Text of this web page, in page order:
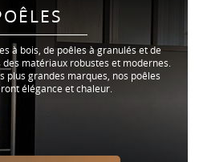
à bois, de poêles à granulés et de
des matériaux robustes et modernes.
plus grandes marques, nos poêles
élégance et chaleur.